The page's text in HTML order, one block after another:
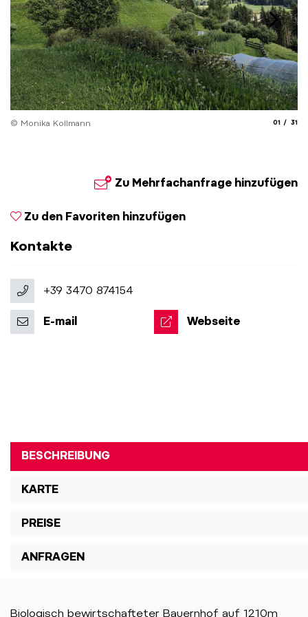
© Monika Kollmann 01 31
Zu Mehrfachanfrage hinzufügen
Zu den Favoriten hinzufügen
Kontakte
+39 3470 874154
E-mail Webseite
BESCHREIBUNG
KARTE
PREISE
ANFRAGEN
Biologisch bewirtschafteter Bauernhof auf 1210m